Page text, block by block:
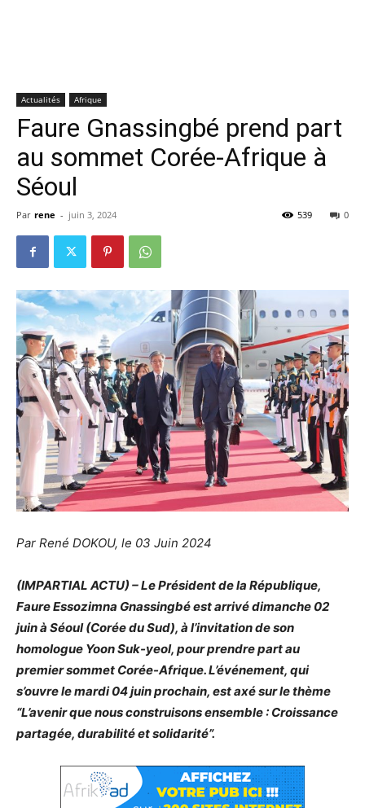
Actualités Afrique
Faure Gnassingbé prend part
au sommet Corée-Afrique à
Séoul
Par rene - juin 3, 2024 0
539
Par René DOKOU, le 03 Juin 2024
(IMPARTIAL ACTU) – Le Président de la République,
Faure Essozimna Gnassingbé est arrivé dimanche 02
juin à Séoul (Corée du Sud), à l’invitation de son
homologue Yoon Suk-yeol, pour prendre part au
premier sommet Corée-Afrique. L’événement, qui
s’ouvre le mardi 04 juin prochain, est axé sur le thème
“L’avenir que nous construisons ensemble : Croissance
partagée, durabilité et solidarité”.